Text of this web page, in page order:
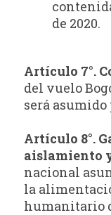
de 2020.
Artículo 7°.
del vuelo
será asumido
Artículo 8°.
aislamiento
nacional
la
humanitario